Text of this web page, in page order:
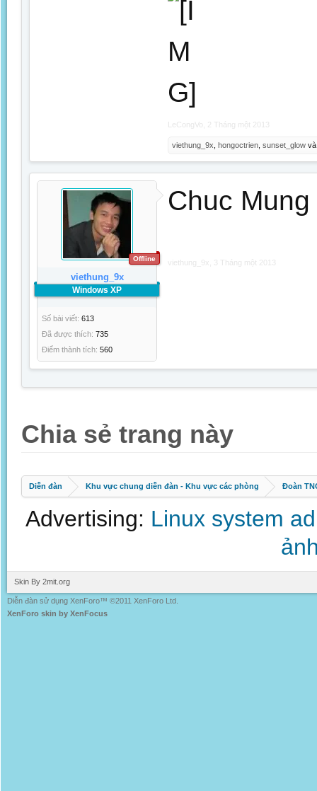
LeCongVo 2 Tháng một 2013
viethung_9x hongoctrien sunset_glow
Offline
viethung_9x
Windows XP
Số bài viết: 613
Đã được thích: 735
Điểm thành tích: 560
Chuc
viethung_9x 3 Tháng một 2013
Chia sẻ trang này
Diễn đàn Khu vực chung diễn đàn - Khu vực các phòng Đoàn
Advertising: Linux system
Skin By 2mit.org
Diễn đàn sử dụng XenForo™ ©2011 XenForo Ltd.
XenForo skin by XenFocus